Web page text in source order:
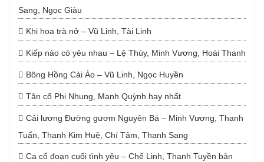
Sang, Ngọc Giàu
Khi hoa trà nở – Vũ Linh, Tài Linh
Kiếp nào có yêu nhau – Lệ Thủy, Minh Vương, Hoài Thanh
Bông Hồng Cài Áo – Vũ Linh, Ngọc Huyền
Tân cổ Phi Nhung, Mạnh Quỳnh hay nhất
Cải lương Đường gươm Nguyên Bá – Minh Vương, Thanh
Tuấn, Thanh Kim Huệ, Chí Tâm, Thanh Sang
Ca cổ đoạn cuối tình yêu – Chế Linh, Thanh Tuyền bản